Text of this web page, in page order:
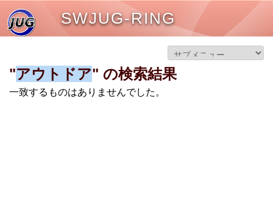
SWJUG-RING
"アウトドア" の検索結果
一致するものはありませんでした。